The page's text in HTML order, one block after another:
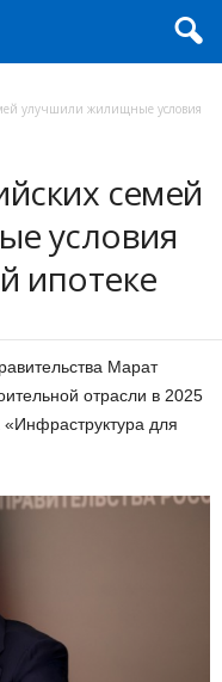
улучшили жилищные условия
семей
условия
ипотеке
Марат
отрасли в 2025
«Инфраструктура для